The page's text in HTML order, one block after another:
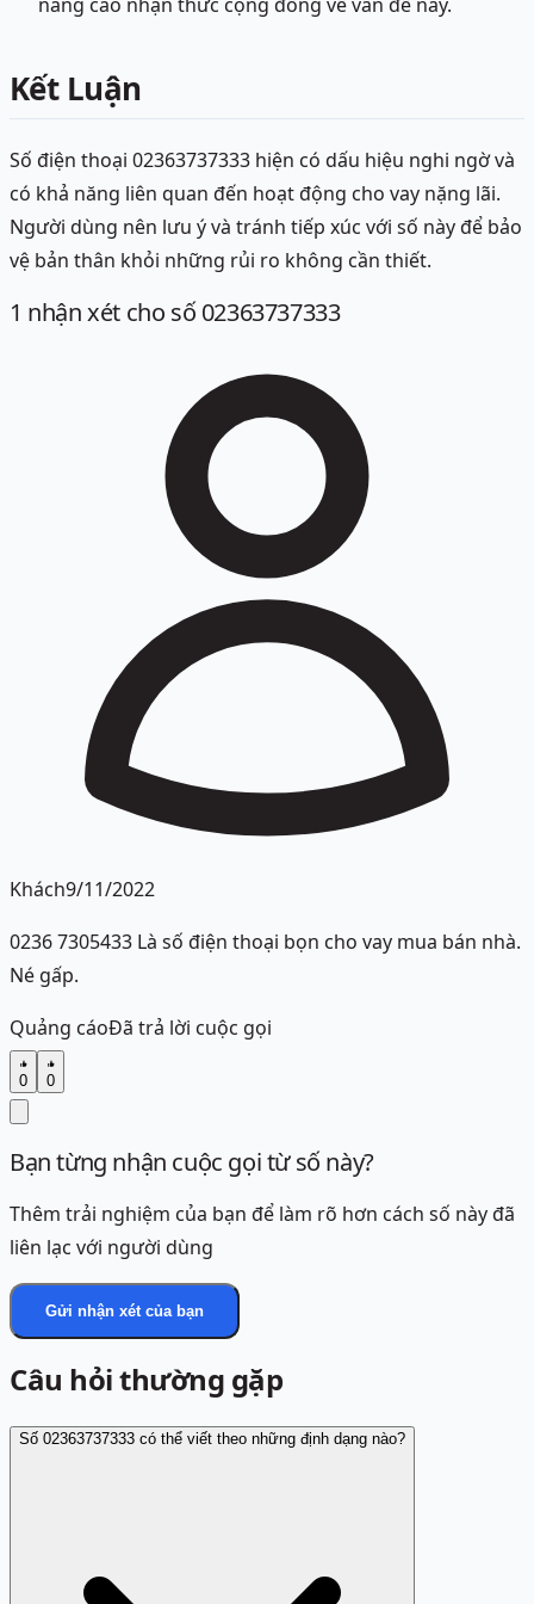
Kết Luận
Số điện thoại 02363737333 hiện có dấu hiệu nghi ngờ và
có khả năng liên quan đến hoạt động cho vay nặng lãi.
Người dùng nên lưu ý và tránh tiếp xúc với số này để bảo
vệ bản thân khỏi những rủi ro không cần thiết.
1 nhận xét cho số 02363737333
Khách9/11/2022
0236 7305433 Là số điện thoại bọn cho vay mua bán nhà.
Né gấp.
Quảng cáoĐã trả lời cuộc gọi
0 0
Bạn từng nhận cuộc gọi từ số này?
Thêm trải nghiệm của bạn để làm rõ hơn cách số này đã
liên lạc với người dùng
Gửi nhận xét của bạn
Câu hỏi thường gặp
Số 02363737333 có thể viết theo những định dạng nào?